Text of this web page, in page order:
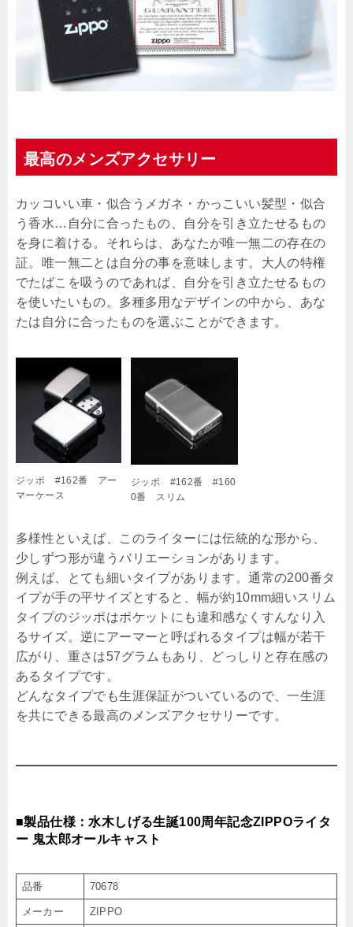
最高のメンズアクセサリー
カッコいい車・似合うメガネ・かっこいい髪型・似合
う香水…自分に合ったもの、自分を引き立たせるもの
を身に着ける。それらは、あなたが唯一無二の存在の
証。唯一無二とは自分の事を意味します。大人の特権
でたばこを吸うのであれば、自分を引き立たせるもの
を使いたいもの。多種多用なデザインの中から、あな
たは自分に合ったものを選ぶことができます。
ジッポ #162番 アー
マーケース
ジッポ #162番 #160
0番 スリム
多様性といえば、このライターには伝統的な形から、
少しずつ形が違うバリエーションがあります。
例えば、とても細いタイプがあります。通常の200番タ
イプが手の平サイズとすると、幅が約10mm細いスリム
タイプのジッポはポケットにも違和感なくすんなり入
るサイズ。逆にアーマーと呼ばれるタイプは幅が若干
広がり、重さは57グラムもあり、どっしりと存在感の
あるタイプです。
どんなタイプでも生涯保証がついているので、一生涯
を共にできる最高のメンズアクセサリーです。
■製品仕様：水木しげる生誕100周年記念ZIPPOライタ
ー 鬼太郎オールキャスト
品番 70678
メーカー ZIPPO